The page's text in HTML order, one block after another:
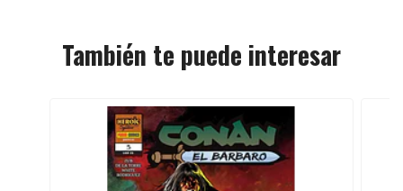
También te puede interesar